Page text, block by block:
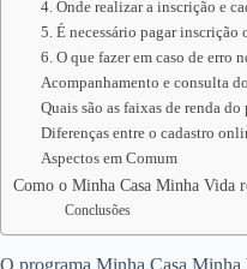
4. Onde realizar a inscrição e
5. É necessário pagar
6. O que fazer em caso de erro
Acompanhamento e consulta
Quais são as faixas de renda do
Diferenças entre o cadastro
Aspectos em Comum
Como o Minha Casa Minha Vida
Conclusões
O programa Minha Casa Minha